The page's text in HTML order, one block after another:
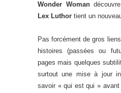
Wonder Woman
Lex Luthor tient un
Pas forcément de gros
histoires (passées ou
pages mais quelques
surtout une mise à jour
savoir « qui est qui » avant